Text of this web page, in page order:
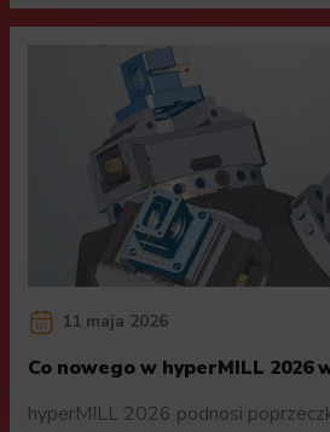
11 maja 2026
Co nowego w hyperMILL 2026
hyperMILL 2026 podnosi